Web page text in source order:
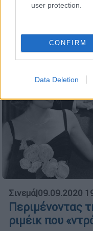
user protection.
CONFIRM
Data Deletion
Σινεμά|09.09.2020
Περιμένοντας
ριμέικ που